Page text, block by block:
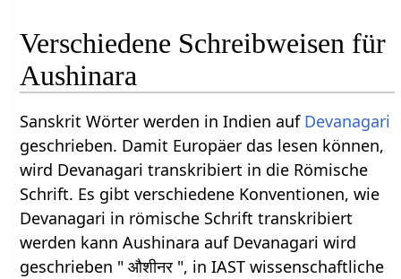
Verschiedene Schreibweisen für
Aushinara
Sanskrit Wörter werden in Indien auf Devanagari
geschrieben. Damit Europäer das lesen können,
wird Devanagari transkribiert in die Römische
Schrift. Es gibt verschiedene Konventionen, wie
Devanagari in römische Schrift transkribiert
werden kann Aushinara auf Devanagari wird
geschrieben " औशीनर ", in IAST wissenschaftliche